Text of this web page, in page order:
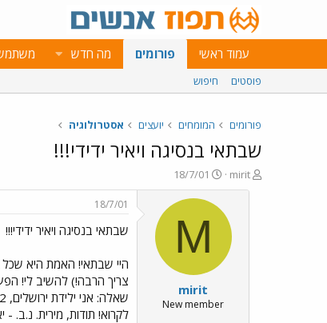
עמוד ראשי פורומים מה חדש
פוסטים חיפוש
פורומים המומחים יועצים אסטרולוגיה
שבתאי בנסיגה ויאיר ידידי!!!
פ
ו
mirit
פ
ו
ר
ם
א
ר
י
18/7/01
M
mirit
New member
18/7/01
שבתאי בנסיגה ויאיר ידידי!!!
היי שבתאי! האמת היא שכל
צריך הרבה!) להשיב לי!
לקרוא! תודות, מירית. נ.ב. -